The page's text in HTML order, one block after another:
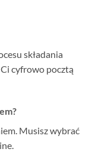
składania
cyfrowo pocztą
Musisz wybrać